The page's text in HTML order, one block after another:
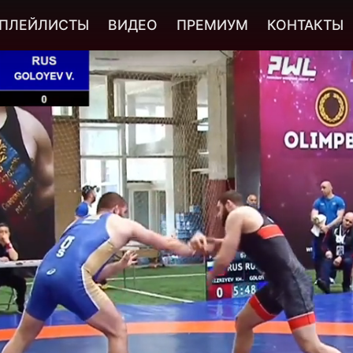
ВИДЕО ПРЕМИУМ КОНТАКТЫ